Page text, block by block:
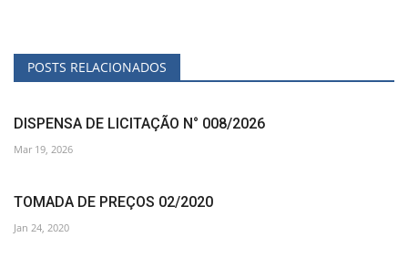
POSTS RELACIONADOS
DISPENSA DE LICITAÇÃO N° 008/2026
Mar 19, 2026
TOMADA DE PREÇOS 02/2020
Jan 24, 2020